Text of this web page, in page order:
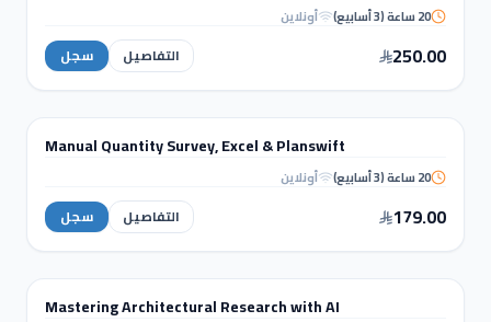
LOD 400 Arch &
Str
20 ساعة (3 أسابيع) أونلاين
250.00 التفاصيل سجل
Manual Quantity Survey, Excel &
MANAGEMENT & QS
Manual Quantity Survey, Excel & Planswift
20 ساعة (3 أسابيع) أونلاين
179.00 التفاصيل سجل
WORKSHOPS
Mastering Architectural Research with AI